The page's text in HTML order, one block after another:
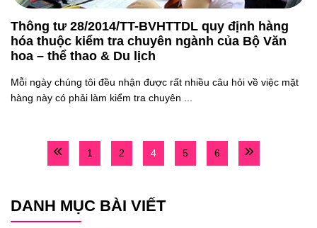
Thông tư 28/2014/TT-BVHTTDL quy định hàng
hóa thuộc kiểm tra chuyên ngành của Bộ Văn
hoa – thể thao & Du lịch
Mỗi ngày chúng tôi đều nhận được rất nhiều câu hỏi về việc mặt
hàng này có phải làm kiểm tra chuyên ...
1 2 4 5 6
DANH MỤC BÀI VIẾT